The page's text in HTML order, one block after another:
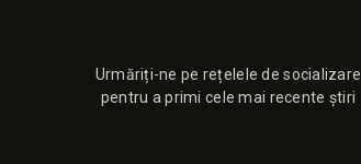
Urmăriți-ne pe rețelele de socializare
pentru a primi cele mai recente știri